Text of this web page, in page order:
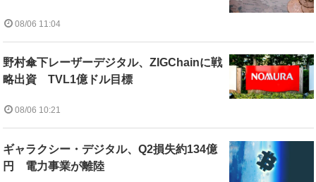
08/06 11:04
野村傘下レーザーデジタル、ZIGChainに戦
略出資 TVL1億ドル目標
08/06 10:21
ギャラクシー・デジタル、Q2損失約134億
円 電力事業が離陸